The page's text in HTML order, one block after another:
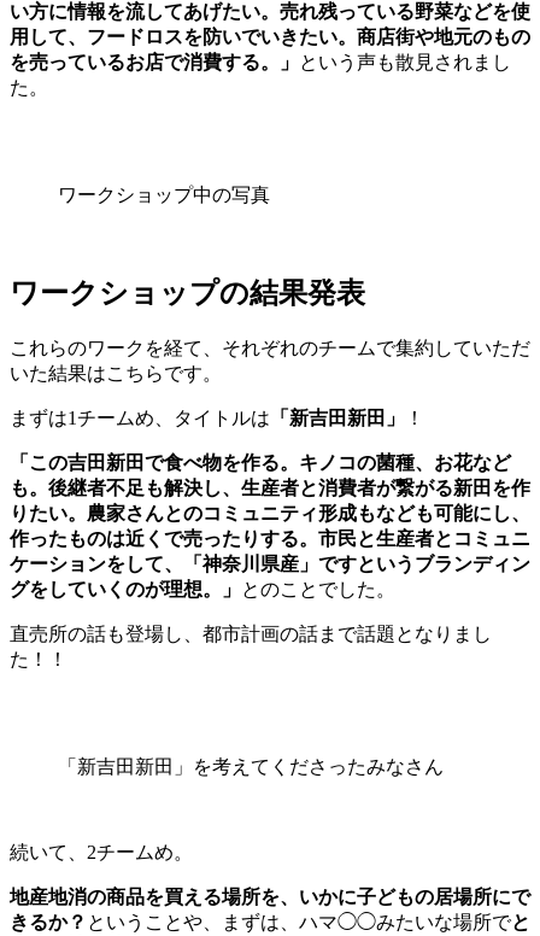
い方に情報を流してあげたい。売れ残っている野菜などを使
用して、フードロスを防いでいきたい。商店街や地元のもの
を売っているお店で消費する。」 という声も散見されまし
た。
ワークショップ中の写真
ワークショップの結果発表
これらのワークを経て、それぞれのチームで集約していただ
いた結果はこちらです。
まずは1チームめ、タイトルは 「新吉田新田」 ！
「この吉田新田で食べ物を作る。キノコの菌種、お花など
も。後継者不足も解決し、生産者と消費者が繋がる新田を作
りたい。農家さんとのコミュニティ形成もなども可能にし、
作ったものは近くで売ったりする。市民と生産者とコミュニ
ケーションをして、「神奈川県産」ですというブランディン
グをしていくのが理想。」 とのことでした。
直売所の話も登場し、都市計画の話まで話題となりまし
た！！
「新吉田新田」を考えてくださったみなさん
続いて、2チームめ。
地産地消の商品を買える場所を、いかに子どもの居場所にで
きるか？ ということや、 まずは、ハマ◯◯みたいな場所でと